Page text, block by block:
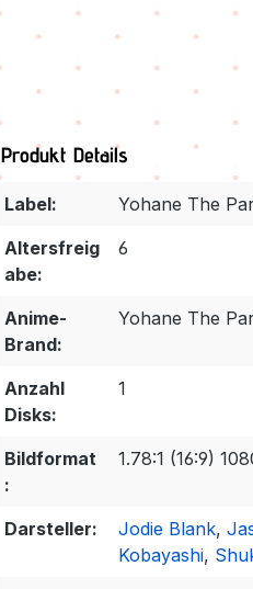
Produkt Details
Label:
Yohane The
Altersfreig
abe:
6
Anime-
Brand:
Yohane The
Anzahl
Disks:
1
Bildformat
:
1.78:1 (16:9)
Darsteller: Jodie Blank,
Kobayashi,